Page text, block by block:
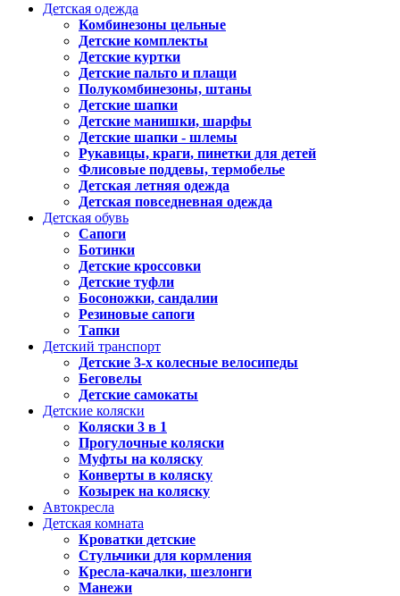
Детская одежда
Комбинезоны цельные
Детские комплекты
Детские куртки
Детские пальто и плащи
Полукомбинезоны, штаны
Детские шапки
Детские манишки, шарфы
Детские шапки - шлемы
Рукавицы, краги, пинетки для детей
Флисовые поддевы, термобелье
Детская летняя одежда
Детская повседневная одежда
Детская обувь
Сапоги
Ботинки
Детские кроссовки
Детские туфли
Босоножки, сандалии
Резиновые сапоги
Тапки
Детский транспорт
Детские 3-х колесные велосипеды
Беговелы
Детские самокаты
Детские коляски
Коляски 3 в 1
Прогулочные коляски
Муфты на коляску
Конверты в коляску
Козырек на коляску
Автокресла
Детская комната
Кроватки детские
Стульчики для кормления
Кресла-качалки, шезлонги
Манежи